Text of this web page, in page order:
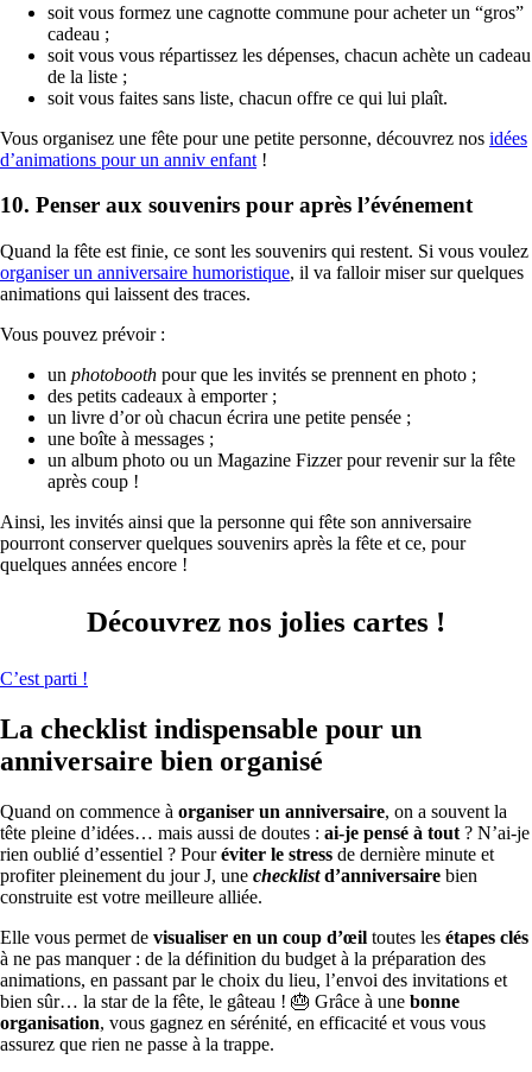
soit vous formez une cagnotte commune pour acheter un “gros”
cadeau ;
soit vous vous répartissez les dépenses, chacun achète un cadeau
de la liste ;
soit vous faites sans liste, chacun offre ce qui lui plaît.
Vous organisez une fête pour une petite personne, découvrez nos idées
d’animations pour un anniv enfant !
10. Penser aux souvenirs pour après l’événement
Quand la fête est finie, ce sont les souvenirs qui restent. Si vous voulez
organiser un anniversaire humoristique, il va falloir miser sur quelques
animations qui laissent des traces.
Vous pouvez prévoir :
un photobooth pour que les invités se prennent en photo ;
des petits cadeaux à emporter ;
un livre d’or où chacun écrira une petite pensée ;
une boîte à messages ;
un album photo ou un Magazine Fizzer pour revenir sur la fête
après coup !
Ainsi, les invités ainsi que la personne qui fête son anniversaire
pourront conserver quelques souvenirs après la fête et ce, pour
quelques années encore !
Découvrez nos jolies cartes !
C’est parti !
La checklist indispensable pour un
anniversaire bien organisé
Quand on commence à organiser un anniversaire, on a souvent la
tête pleine d’idées… mais aussi de doutes : ai-je pensé à tout ? N’ai-je
rien oublié d’essentiel ? Pouréviter le stress de dernière minute et
profiter pleinement du jour J, une checklistd’anniversaire bien
construite est votre meilleure alliée.
Elle vous permet de visualiser en un coup d’œil toutes les étapes clés
à ne pas manquer : de la définition du budget à la préparation des
animations, en passant par le choix du lieu, l’envoi des invitations et
bien sûr… la star de la fête, le gâteau ! 🎂 Grâce à une bonne
organisation, vous gagnez en sérénité, en efficacité et vous vous
assurez que rien ne passe à la trappe.